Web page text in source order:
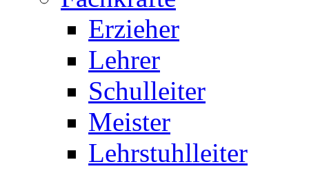
Erzieher
Lehrer
Schulleiter
Meister
Lehrstuhlleiter